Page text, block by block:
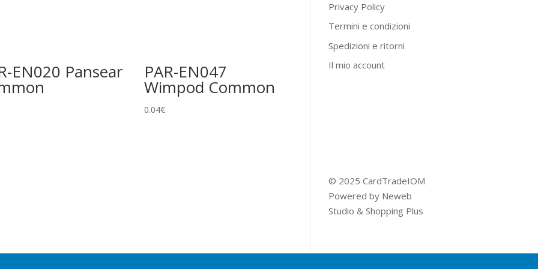
EN020 Pansear PAR-EN047
Wimpod Common
0.04€
Privacy Policy
Termini e condizioni
Spedizioni e ritorni
Il mio account
© 2025 CardTradeIOM
Powered by Neweb
Studio & Shopping Plus